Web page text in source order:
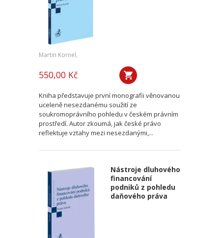
Martin Kornel,
550,00 Kč
Kniha představuje první monografii věnovanou
uceleně nesezdanému soužití ze
soukromoprávního pohledu v českém právním
prostředí. Autor zkoumá, jak české právo
reflektuje vztahy mezi nesezdanými,...
Nástroje dluhového
financování
podniků z pohledu
daňového práva